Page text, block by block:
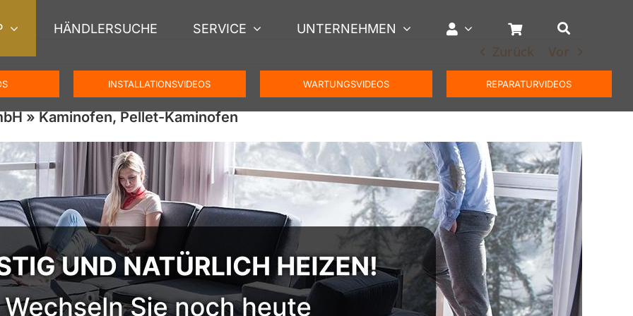
HÄNDLERSUCHE SERVICE UNTERNEHMEN
INSTALLATIONSVIDEOS WARTUNGSVIDEOS REPARATURVIDEOS
Zurück Vor
» Kaminofen, Pellet-Kaminofen